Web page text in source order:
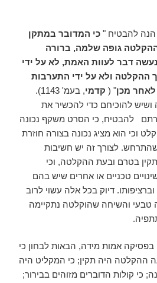
הנה להבטיח " כי המדובר במתקן
ההקלטה גופה שלמה, ברורה
נעשה דבר לעוות האמת, לא על ידי
ההקלטה ולא על ידי התערבות
מכן" ( קדמי
, בעמ' 1143).
להוכיחם כדי להכשיר את
להבטיח, כי הסרט משקף נכונה
וכי הוא מציג נכונה בצורה חוזרת
לצורך זה יש חשיבות
בטרם ובעת ההקלטה, וכי
טכניים או אחרים שיש בהם
דיוק בכל אלה עשוי לרוב
טבעי והשיחה שהוקלטה נתקיימה
בפסיקה אמות מידה, הבאות לבחון כי
ההקלטה היה תקין; כי המקליט היה
כי קולות הדוברים מזוהים בבירור;